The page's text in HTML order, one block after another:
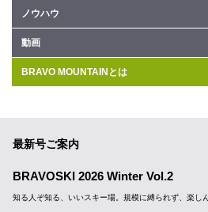
ノウハウ
動画
BRAVO MOUNTAINとは
最新号ご案内
BRAVOSKI 2026 Winter Vol.2
知る人ぞ知る、いいスキー場。規模に縛られず、楽し